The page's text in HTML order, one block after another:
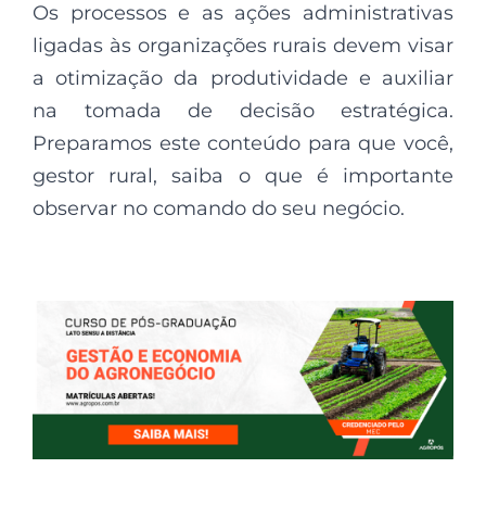
Os processos e as ações administrativas
ligadas às organizações rurais devem visar
a otimização da produtividade e auxiliar
na tomada de decisão estratégica.
Preparamos este conteúdo para que você,
gestor rural, saiba o que é importante
observar no comando do seu negócio.